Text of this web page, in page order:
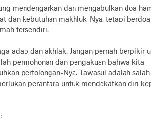
mendengarkan dan mengabulkan doa
dan kebutuhan makhluk-Nya, tetapi berdoa
tersendiri.
adab dan akhlak. Jangan pernah berpikir
permohonan dan pengakuan bahwa kita
pertolongan-Nya. Tawasul adalah salah
perantara untuk mendekatkan diri